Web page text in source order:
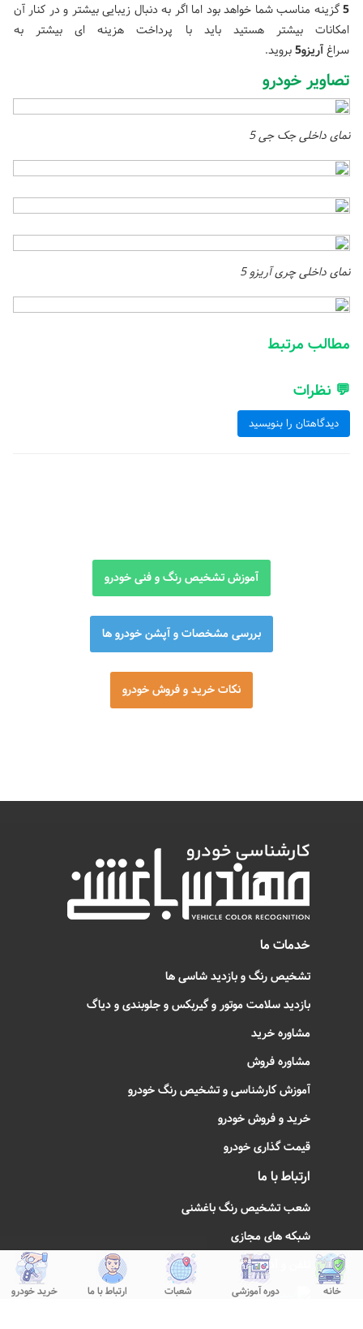
5گزینه مناسب شما خواهد بود اما اگر به دنبال زیبایی بیشتر و در کنار آن
امکانات بیشتر هستید باید با پرداخت هزینه ای بیشتر به
سراغآریزو5 بروید.
تصاویر خودرو
نمای داخلی جک جی 5
نمای داخلی چری آریزو 5
مطالب مرتبط
💬 نظرات
دیدگاهتان را بنویسید
آموزش تشخیص رنگ و فنی خودرو
بررسی مشخصات و آپشن خودرو ها
نکات خرید و فروش خودرو
خانه دوره آموزشی شعبات ارتباط با ما خرید خودرو
خدمات ما
تشخیص رنگ و بازدید شاسی ها
بازدید سلامت موتور و گیربکس و جلوبندی و دیاگ
مشاوره خرید
مشاوره فروش
آموزش کارشناسی و تشخیص رنگ خودرو
خرید و فروش خودرو
قیمت گذاری خودرو
ارتباط با ما
شعب تشخیص رنگ باغشنی
شبکه های مجازی
تلفن و آدرس